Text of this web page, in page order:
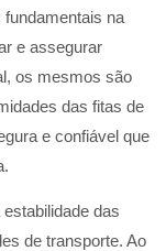
na
e assegurar
os mesmos são
das fitas de
e confiável que
das
de transporte. Ao